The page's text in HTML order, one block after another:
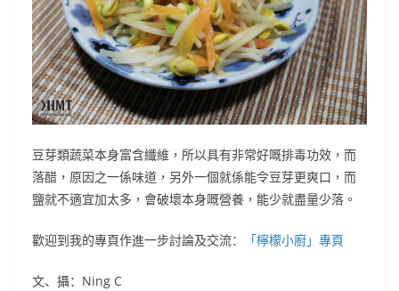
豆芽類蔬菜本身富含纖維，所以具有非常好嘅排毒功效，而
落醋，原因之一係味道，另外一個就係能令豆芽更爽口，而
鹽就不適宜加太多，會破壞本身嘅營養，能少就盡量少落。
歡迎到我的專頁作進一步討論及交流： 「檸檬小廚」專頁
文、攝：Ning C